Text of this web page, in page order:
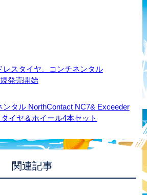
レスタイヤ、コンチネンタル
発売開始
ンタル NorthContact NC7& Exceeder
イヤ＆ホイール4本セット
関連記事